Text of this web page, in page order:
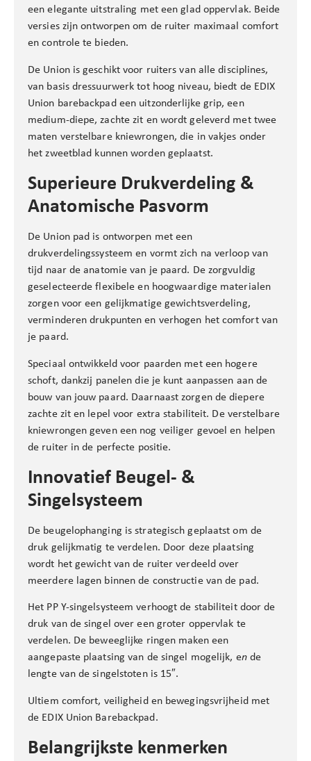
een elegante uitstraling met een glad oppervlak. Beide
versies zijn ontworpen om de ruiter maximaal comfort
en controle te bieden.
De Union is geschikt voor ruiters van alle disciplines,
van basis dressuurwerk tot hoog niveau, biedt de EDIX
Union barebackpad een uitzonderlijke grip, een
medium-diepe, zachte zit en wordt geleverd met twee
maten verstelbare kniewrongen, die in vakjes onder
het zweetblad kunnen worden geplaatst.
Superieure Drukverdeling &
Anatomische Pasvorm
De Union pad is ontworpen met een
drukverdelingssysteem en vormt zich na verloop van
tijd naar de anatomie van je paard. De zorgvuldig
geselecteerde flexibele en hoogwaardige materialen
zorgen voor een gelijkmatige gewichtsverdeling,
verminderen drukpunten en verhogen het comfort van
je paard.
Speciaal ontwikkeld voor paarden met een hogere
schoft, dankzij panelen die je kunt aanpassen aan de
bouw van jouw paard. Daarnaast zorgen de diepere
zachte zit en lepel voor extra stabiliteit. De verstelbare
kniewrongen geven een nog veiliger gevoel en helpen
de ruiter in de perfecte positie.
Innovatief Beugel- &
Singelsysteem
De beugelophanging is strategisch geplaatst om de
druk gelijkmatig te verdelen. Door deze plaatsing
wordt het gewicht van de ruiter verdeeld over
meerdere lagen binnen de constructie van de pad.
Het PP Y-singelsysteem verhoogt de stabiliteit door de
druk van de singel over een groter oppervlak te
verdelen. De beweeglijke ringen maken een
aangepaste plaatsing van de singel mogelijk, ende
lengte van de singelstoten is 15″.
Ultiem comfort, veiligheid en bewegingsvrijheid met
de EDIX Union Barebackpad.
Belangrijkste kenmerken